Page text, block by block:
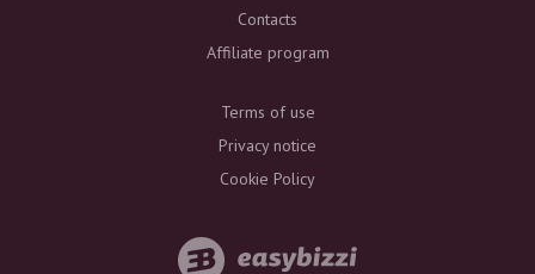
Contacts
Affiliate program
Terms of use
Privacy notice
Cookie Policy